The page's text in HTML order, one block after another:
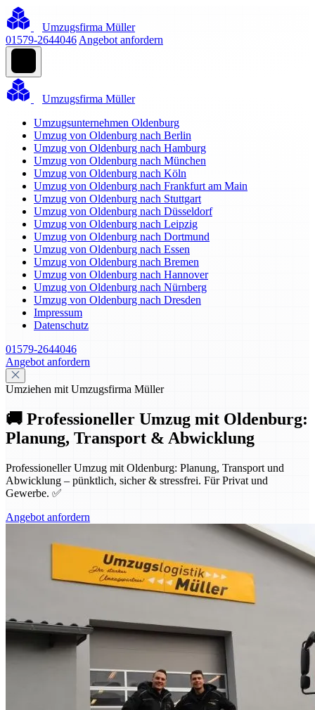
Umzugsfirma Müller
01579-2644046 Angebot anfordern
Umzugsfirma Müller
Umzugsunternehmen Oldenburg
Umzug von Oldenburg nach Berlin
Umzug von Oldenburg nach Hamburg
Umzug von Oldenburg nach München
Umzug von Oldenburg nach Köln
Umzug von Oldenburg nach Frankfurt am Main
Umzug von Oldenburg nach Stuttgart
Umzug von Oldenburg nach Düsseldorf
Umzug von Oldenburg nach Leipzig
Umzug von Oldenburg nach Dortmund
Umzug von Oldenburg nach Essen
Umzug von Oldenburg nach Bremen
Umzug von Oldenburg nach Hannover
Umzug von Oldenburg nach Nürnberg
Umzug von Oldenburg nach Dresden
Impressum
Datenschutz
01579-2644046
Angebot anfordern
Umziehen mit Umzugsfirma Müller
🚚 Professioneller Umzug mit Oldenburg:
Planung, Transport & Abwicklung
Professioneller Umzug mit Oldenburg: Planung, Transport und
Abwicklung – pünktlich, sicher & stressfrei. Für Privat und
Gewerbe. ✅
Angebot anfordern